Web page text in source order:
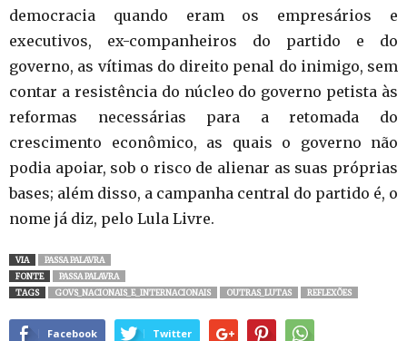
democracia quando eram os empresários e
executivos, ex-companheiros do partido e do
governo, as vítimas do direito penal do inimigo, sem
contar a resistência do núcleo do governo petista às
reformas necessárias para a retomada do
crescimento econômico, as quais o governo não
podia apoiar, sob o risco de alienar as suas próprias
bases; além disso, a campanha central do partido é, o
nome já diz, pelo Lula Livre.
VIA
PASSA PALAVRA
FONTE
PASSA PALAVRA
TAGS
GOVS_NACIONAIS_E_INTERNACIONAIS OUTRAS_LUTAS REFLEXÕES
Facebook Twitter